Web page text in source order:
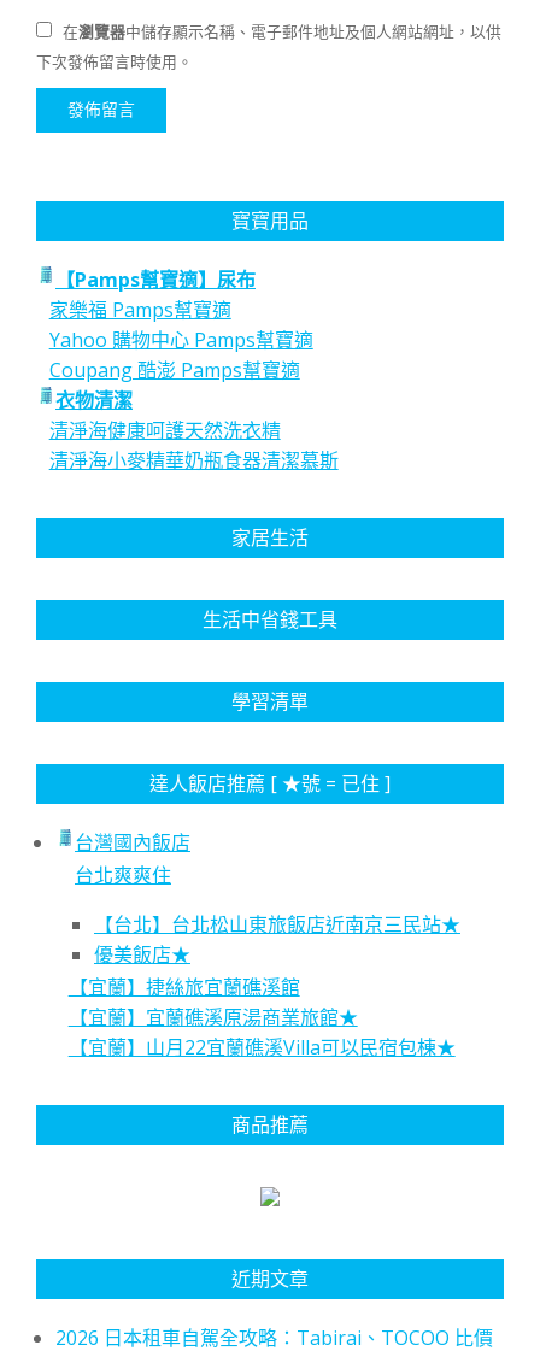
在瀏覽器中儲存顯示名稱、電子郵件地址及個人網站網址，以供
下次發佈留言時使用。
寶寶用品
【Pamps幫寶適】尿布
家樂福 Pamps幫寶適
Yahoo 購物中心 Pamps幫寶適
Coupang 酷澎 Pamps幫寶適
衣物清潔
清淨海健康呵護天然洗衣精
清淨海小麥精華奶瓶食器清潔慕斯
家居生活
生活中省錢工具
學習清單
達人飯店推薦 [ ★號 = 已住 ]
台灣國內飯店
台北爽爽住
【台北】台北松山東旅飯店近南京三民站★
優美飯店★
【宜蘭】捷絲旅宜蘭礁溪館
【宜蘭】宜蘭礁溪原湯商業旅館★
【宜蘭】山月22宜蘭礁溪Villa可以民宿包棟★
商品推薦
近期文章
2026 日本租車自駕全攻略：Tabirai、TOCOO 比價